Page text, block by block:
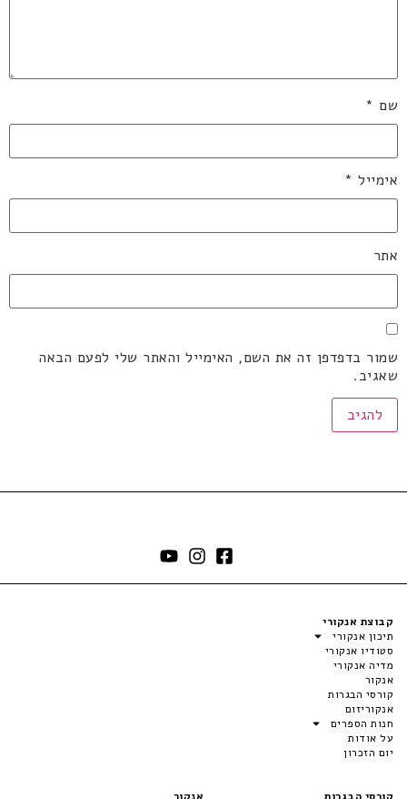
שם *
אימייל *
אתר
שמור בדפדפן זה את השם, האימייל והאתר שלי לפעם הבאה
שאגיב.
קבוצת אנקורי
תיכון אנקורי
סטודיו אנקורי
מדיה אנקורי
אנקור
קורסי הבגרות
אנקוריזום
חנות הספרים
על אודות
יום הזכרון